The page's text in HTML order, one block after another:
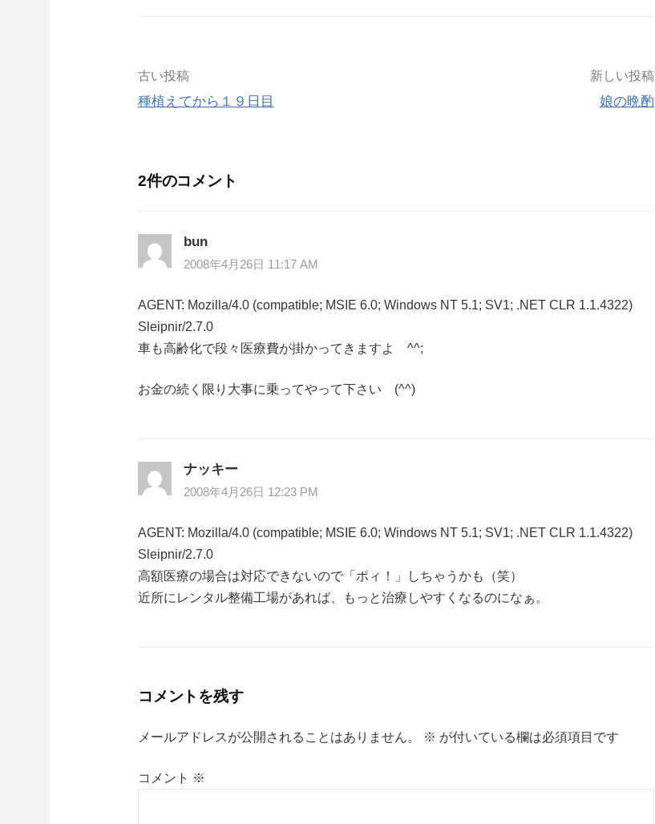
投
ビ
ゲ
ー
シ
ョ
ン
古い投稿
種植えてから１９日目
新しい投稿
娘の晩酌
2件のコメント
bun
2008年4月26日 11:17 AM
AGENT: Mozilla/4.0 (compatible; MSIE 6.0; Windows NT 5.1; SV1; .NET CLR 1.1.4322)
Sleipnir/2.7.0
車も高齢化で段々医療費が掛かってきますよ ^^;
お金の続く限り大事に乗ってやって下さい (^^)
ナッキー
2008年4月26日 12:23 PM
AGENT: Mozilla/4.0 (compatible; MSIE 6.0; Windows NT 5.1; SV1; .NET CLR 1.1.4322)
Sleipnir/2.7.0
高額医療の場合は対応できないので「ポィ！」しちゃうかも（笑）
近所にレンタル整備工場があれば、もっと治療しやすくなるのになぁ。
コメントを残す
メールアドレスが公開されることはありません。 ※ が付いている欄は必須項目です
コメント ※